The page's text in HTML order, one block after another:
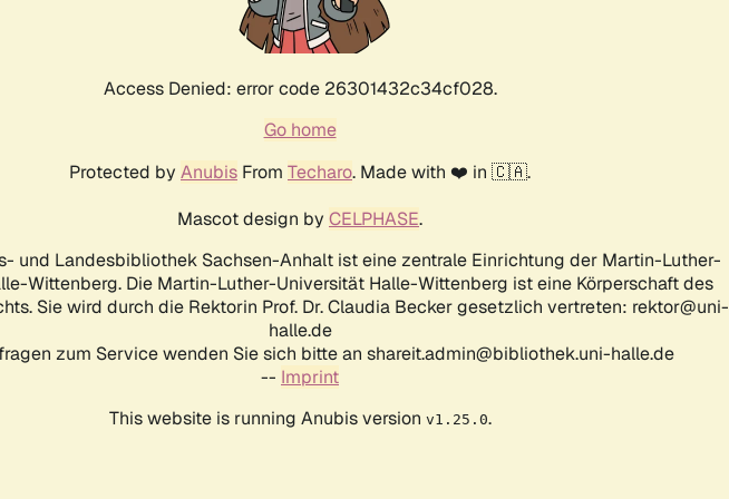
Access Denied: error code 26301432c34cf028.
Go home
Protected by Anubis From Techaro. Made with ❤️ in 🇨🇦.
Mascot design by CELPHASE.
und Landesbibliothek Sachsen-Anhalt ist eine zentrale Einrichtung der Martin-Luther-
Wittenberg. Die Martin-Luther-Universität Halle-Wittenberg ist eine Körperschaft des
Sie wird durch die Rektorin Prof. Dr. Claudia Becker gesetzlich vertreten: rektor@uni-
halle.de
zum Service wenden Sie sich bitte an shareit.admin@bibliothek.uni-halle.de
-- Imprint
This website is running Anubis version v1.25.0.